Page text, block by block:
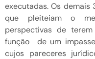
executadas. Os demais
que pleiteiam o
perspectivas de
função de um
cujos pareceres